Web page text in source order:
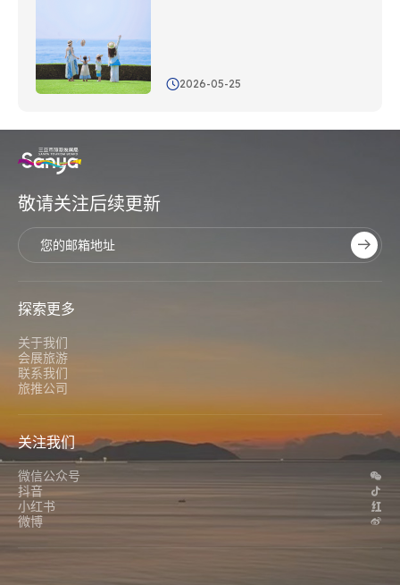
2026-05-25
敬请关注后续更新
探索更多
关于我们
会展旅游
联系我们
旅推公司
关注我们
微信公众号
抖音
小红书
微博